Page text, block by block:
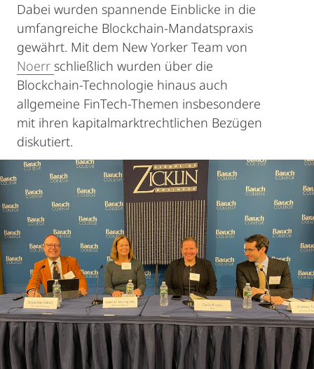
Dabei wurden spannende Einblicke in die
umfangreiche Blockchain-Mandatspraxis
gewährt. Mit dem New Yorker Team von
Noerr schließlich wurden über die
Blockchain-Technologie hinaus auch
allgemeine FinTech-Themen insbesondere
mit ihren kapitalmarktrechtlichen Bezügen
diskutiert.